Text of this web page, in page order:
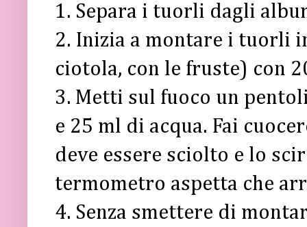
1. Separa i tuorli dagli
2. Inizia a montare i tuorli
ciotola, con le fruste) con
3. Metti sul fuoco un
e 25 ml di acqua. Fai
deve essere sciolto e lo
termometro aspetta che
4. Senza smettere di